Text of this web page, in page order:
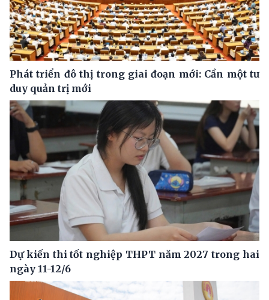
Phát triển đô thị trong giai đoạn mới: Cần một tư
duy quản trị mới
Dự kiến thi tốt nghiệp THPT năm 2027 trong hai
ngày 11-12/6